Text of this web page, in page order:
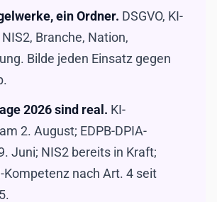
ein Ordner. DSGVO, KI-
Branche, Nation,
Bilde jeden Einsatz gegen
2026 sind real. KI-
2. August; EDPB-DPIA-
Juni; NIS2 bereits in Kraft;
Kompetenz nach Art. 4 seit